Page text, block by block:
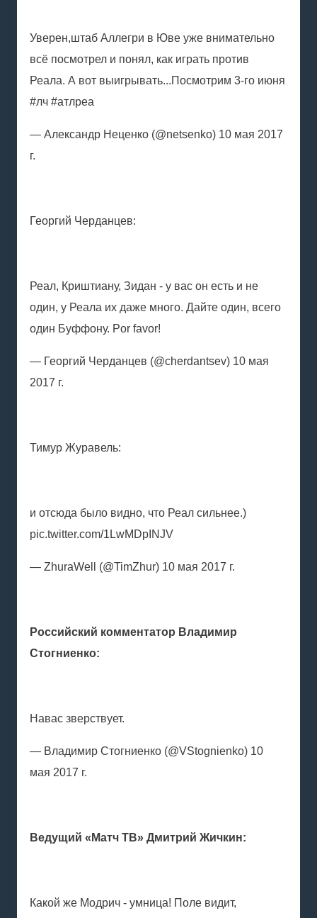
Уверен,штаб Аллегри в Юве уже внимательно
всё посмотрел и понял, как играть против
Реала. А вот выигрывать...Посмотрим 3-го июня
#лч #атлреа
— Александр Неценко (@netsenko) 10 мая 2017
г.
Георгий Черданцев:
Реал, Криштиану, Зидан - у вас он есть и не
один, у Реала их даже много. Дайте один, всего
один Буффону. Por favor!
— Георгий Черданцев (@cherdantsev) 10 мая
2017 г.
Тимур Журавель:
и отсюда было видно, что Реал сильнее.)
pic.twitter.com/1LwMDpINJV
— ZhuraWell (@TimZhur) 10 мая 2017 г.
Российский комментатор Владимир
Стогниенко:
Навас зверствует.
— Владимир Стогниенко (@VStognienko) 10
мая 2017 г.
Ведущий «Матч ТВ» Дмитрий Жичкин:
Какой же Модрич - умница! Поле видит,